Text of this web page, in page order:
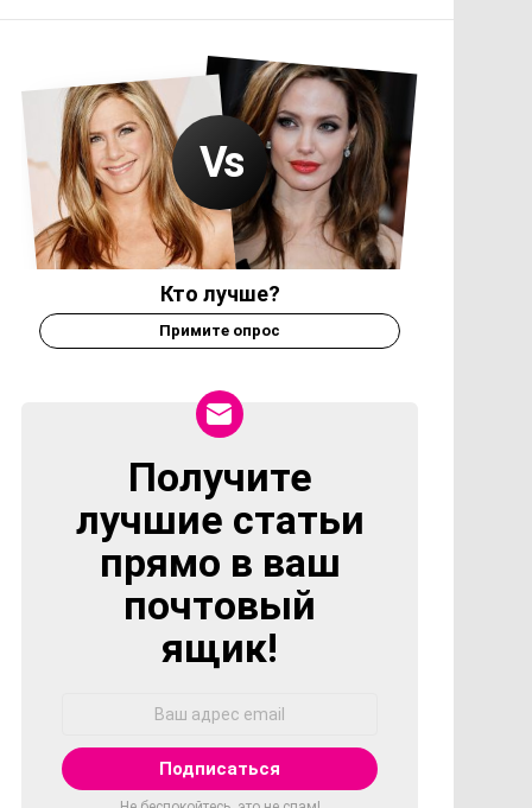
Кто лучше?
Примите опрос
NEWSLETTER
Получите
лучшие статьи
прямо в ваш
почтовый
ящик!